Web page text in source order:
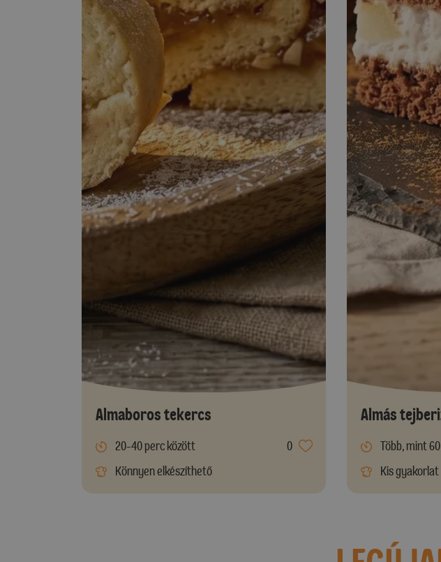
Almaboros tekercs
20-40 perc között
0
Könnyen elkészíthető
Almás
Több, mint
Kis